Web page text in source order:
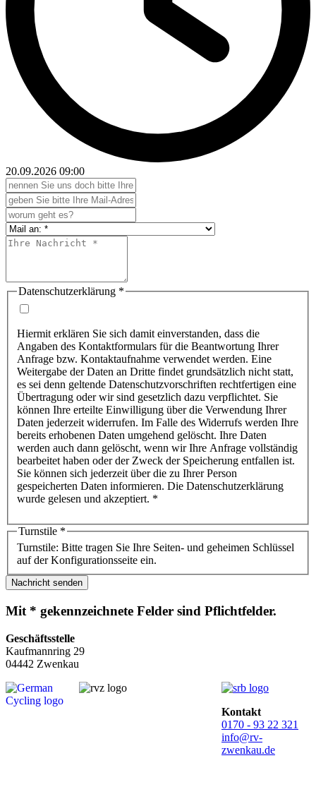
20.09.2026 09:00
Datenschutzerklärung *
Hiermit erklären Sie sich damit einverstanden, dass die
Angaben des Kontaktformulars für die Beantwortung Ihrer
Anfrage bzw. Kontaktaufnahme verwendet werden. Eine
Weitergabe der Daten an Dritte findet grundsätzlich nicht statt,
es sei denn geltende Datenschutzvorschriften rechtfertigen eine
Übertragung oder wir sind gesetzlich dazu verpflichtet. Sie
können Ihre erteilte Einwilligung über die Verwendung Ihrer
Daten jederzeit widerrufen. Im Falle des Widerrufs werden Ihre
bereits erhobenen Daten umgehend gelöscht. Ihre Daten
werden auch dann gelöscht, wenn wir Ihre Anfrage vollständig
bearbeitet haben oder der Zweck der Speicherung entfallen ist.
Sie können sich jederzeit über die zu Ihrer Person
gespeicherten Daten informieren. Die Datenschutzerklärung
wurde gelesen und akzeptiert. *
Turnstile *
Turnstile: Bitte tragen Sie Ihre Seiten- und geheimen Schlüssel
auf der Konfigurationsseite ein.
Nachricht senden
Mit * gekennzeichnete Felder sind Pflichtfelder.
Geschäftsstelle
Kaufmannring 29
04442 Zwenkau
Kontakt
0170 - 93 22 321
info@rv-
zwenkau.de